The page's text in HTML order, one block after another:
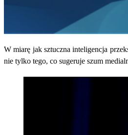
W miarę jak sztuczna inteligencja
nie tylko tego, co sugeruje szum